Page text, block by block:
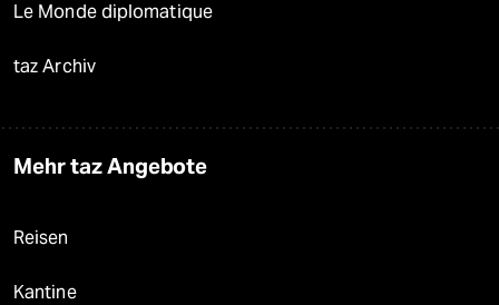
Le Monde diplomatique
taz Archiv
Mehr taz Angebote
Reisen
Kantine